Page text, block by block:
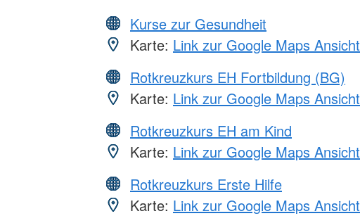
Kurse zur Gesundheit
Karte: Link zur Google Maps Ansicht
Rotkreuzkurs EH Fortbildung (BG)
Karte: Link zur Google Maps Ansicht
Rotkreuzkurs EH am Kind
Karte: Link zur Google Maps Ansicht
Rotkreuzkurs Erste Hilfe
Karte: Link zur Google Maps Ansicht